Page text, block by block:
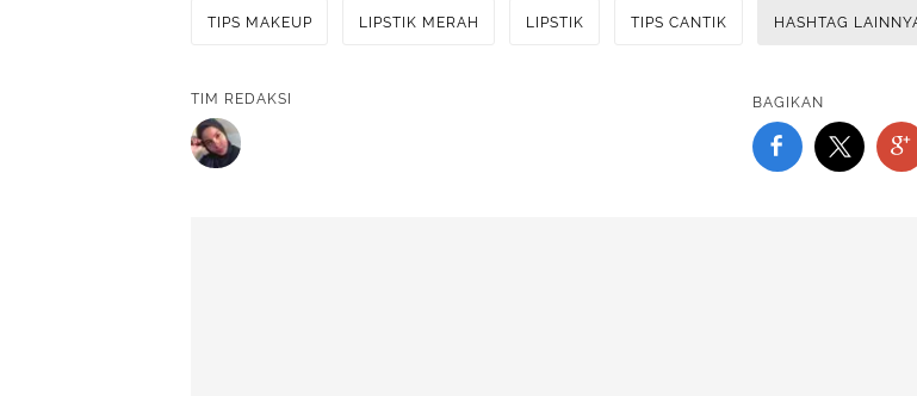
TIPS MAKEUP LIPSTIK MERAH LIPSTIK TIPS CANTIK HASHTAG
TIM REDAKSI BAGIKAN